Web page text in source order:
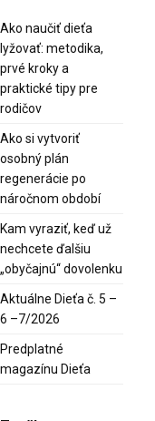
Ako naučiť dieťa
lyžovať: metodika,
prvé kroky a
praktické tipy pre
rodičov
Ako si vytvoriť
osobný plán
regenerácie po
náročnom období
Kam vyraziť, keď už
nechcete ďalšiu
„obyčajnú“ dovolenku
Aktuálne Dieťa č. 5 –
6 –7/2026
Predplatné
magazínu Dieťa